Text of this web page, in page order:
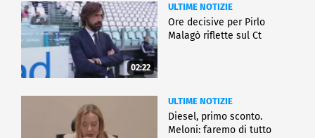
02:22
ULTIME NOTIZIE
Ore decisive per Pirlo
Malagò riflette sul Ct
ULTIME NOTIZIE
Diesel, primo sconto.
Meloni: faremo di tutto